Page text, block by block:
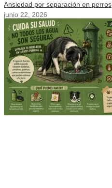
Ansiedad por separación en perros
junio 22, 2026